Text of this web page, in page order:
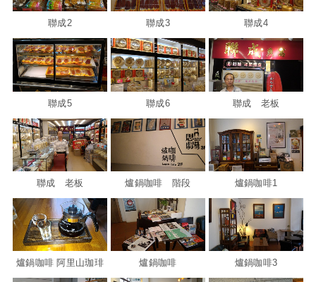
聯成2 聯成3 聯成4
聯成5 聯成6 聯成 老板
聯成 老板 爐鍋咖啡 階段 爐鍋咖啡1
爐鍋咖啡 阿里山珈琲 爐鍋咖啡 爐鍋咖啡3